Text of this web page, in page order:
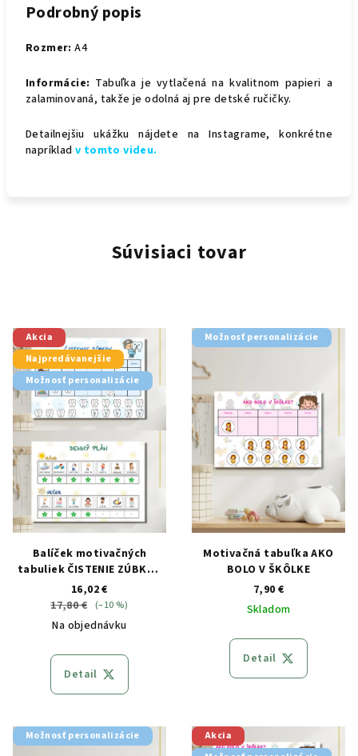
Podrobný popis
Rozmer: A4
Informácie: Tabuľka je vytlačená na kvalitnom papieri a
zalaminovaná, takže je odolná aj pre detské ručičky.
Detailnejšiu ukážku nájdete na Instagrame, konkrétne
napríklad v tomto videu.
Súvisiaci tovar
Akcia
Najpredávanejšie
Možnosť personalizácie
Balíček motivačných
tabuliek ČISTENIE ZÚBKOV
a DENNÝ PLÁN
16,02 €
17,80 € (–10 %)
Na objednávku
Detail
Možnosť personalizácie
Motivačná tabuľka AKO
BOLO V ŠKÔLKE
7,90 €
Skladom
Detail
Možnosť personalizácie
Akcia